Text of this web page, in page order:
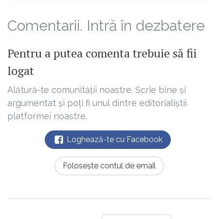
Comentarii. Intră în dezbatere
Pentru a putea comenta trebuie să fii
logat
Alătură-te comunității noastre. Scrie bine și
argumentat și poți fi unul dintre editorialiștii
platformei noastre.
Loghează-te cu Facebook
Folosește contul de email